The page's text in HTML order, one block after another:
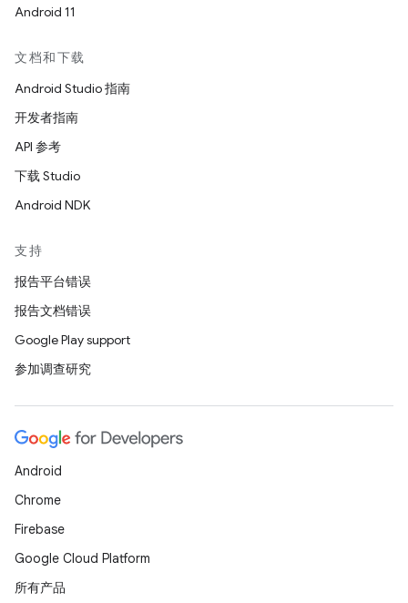
Android 11
文档和下载
Android Studio 指南
开发者指南
API 参考
下载 Studio
Android NDK
支持
报告平台错误
报告文档错误
Google Play support
参加调查研究
Android
Chrome
Firebase
Google Cloud Platform
所有产品